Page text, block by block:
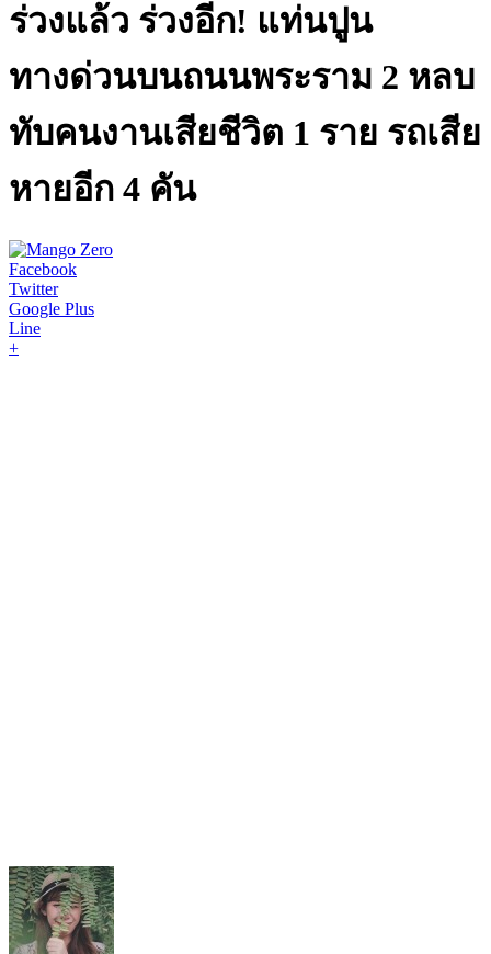
ร่วงแล้ว ร่วงอีก! แท่นปูน
ทางด่วนบนถนนพระราม 2 หลบ
ทับคนงานเสียชีวิต 1 ราย รถเสีย
หายอีก 4 คัน
Facebook
Twitter
Google Plus
Line
+